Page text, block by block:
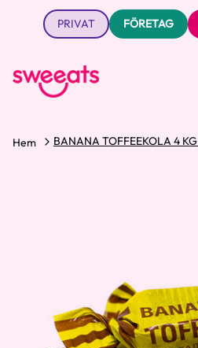
PRIVAT FÖRETAG
Hem BANANA TOFFEEKOLA 4